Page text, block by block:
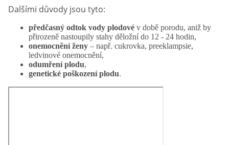
Dalšími důvody jsou tyto:
předčasný odtok vody plodové v době porodu, aniž by
přirozeně nastoupily stahy děložní do 12 - 24 hodin,
onemocnění ženy – např. cukrovka, preeklampsie,
ledvinové onemocnění,
odumření plodu,
genetické poškození plodu.